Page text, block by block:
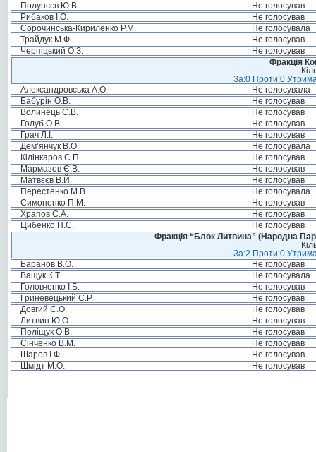
Полунєєв Ю.В.
Не голосував
Рибаков І.О.
Не голосував
Сорочинська-Кириленко Р.М.
Не голосувала
Трайдук М.Ф.
Не голосував
Черпіцький О.З.
Не голосував
Фракція
За:0 Проти:0
Александровська А.О.
Не голосувала
Бабурін О.В.
Не голосував
Волинець Є.В.
Не голосував
Голуб О.В.
Не голосував
Грач Л.І.
Не голосував
Дем’янчук В.О.
Не голосувала
Кілінкаров С.П.
Не голосував
Мармазов Є.В.
Не голосував
Матвєєв В.Й.
Не голосував
Перестенко М.В.
Не голосувала
Симоненко П.М.
Не голосував
Храпов С.А.
Не голосував
Цибенко П.С.
Не голосував
Фракція “Блок Литвина” (Народна
За:2 Проти:0
Баранов В.О.
Не голосував
Ващук К.Т.
Не голосувала
Головченко І.Б.
Не голосував
Гриневецький С.Р.
Не голосував
Довгий С.О.
Не голосував
Литвин Ю.О.
Не голосував
Поліщук О.В.
Не голосував
Сінченко В.М.
Не голосував
Шаров І.Ф.
Не голосував
Шмідт М.О.
Не голосував